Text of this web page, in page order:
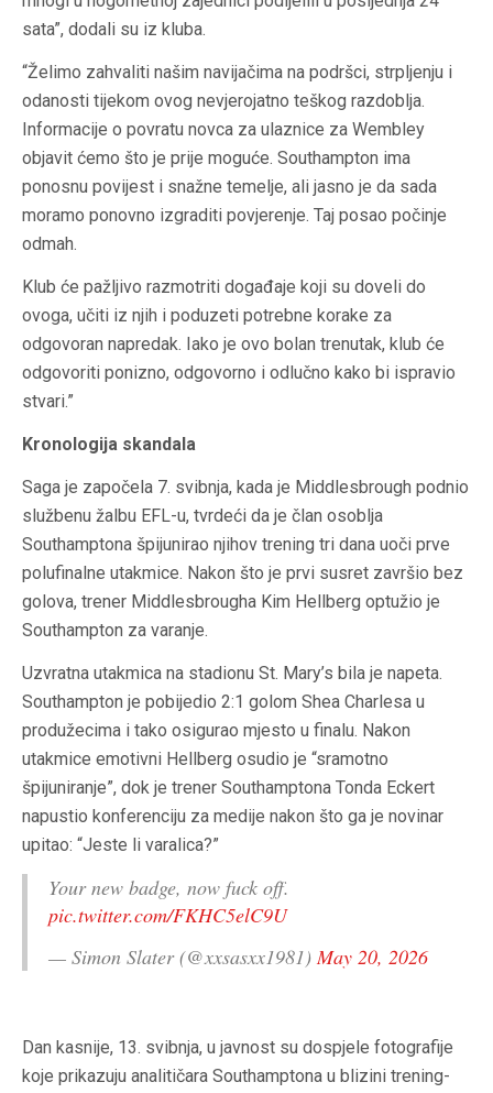
sata”, dodali su iz kluba.
“Želimo zahvaliti našim navijačima na podršci, strpljenju i
odanosti tijekom ovog nevjerojatno teškog razdoblja.
Informacije o povratu novca za ulaznice za Wembley
objavit ćemo što je prije moguće. Southampton ima
ponosnu povijest i snažne temelje, ali jasno je da sada
moramo ponovno izgraditi povjerenje. Taj posao počinje
odmah.
Klub će pažljivo razmotriti događaje koji su doveli do
ovoga, učiti iz njih i poduzeti potrebne korake za
odgovoran napredak. Iako je ovo bolan trenutak, klub će
odgovoriti ponizno, odgovorno i odlučno kako bi ispravio
stvari.”
Kronologija skandala
Saga je započela 7. svibnja, kada je Middlesbrough podnio
službenu žalbu EFL-u, tvrdeći da je član osoblja
Southamptona špijunirao njihov trening tri dana uoči prve
polufinalne utakmice. Nakon što je prvi susret završio bez
golova, trener Middlesbrougha Kim Hellberg optužio je
Southampton za varanje.
Uzvratna utakmica na stadionu St. Mary’s bila je napeta.
Southampton je pobijedio 2:1 golom Shea Charlesa u
produžecima i tako osigurao mjesto u finalu. Nakon
utakmice emotivni Hellberg osudio je “sramotno
špijuniranje”, dok je trener Southamptona Tonda Eckert
napustio konferenciju za medije nakon što ga je novinar
upitao: “Jeste li varalica?”
Your new badge, now fuck off.
pic.twitter.com/FKHC5elC9U
— Simon Slater (@xxsasxx1981)May 20, 2026
Dan kasnije, 13. svibnja, u javnost su dospjele fotografije
koje prikazuju analitičara Southamptona u blizini trening-